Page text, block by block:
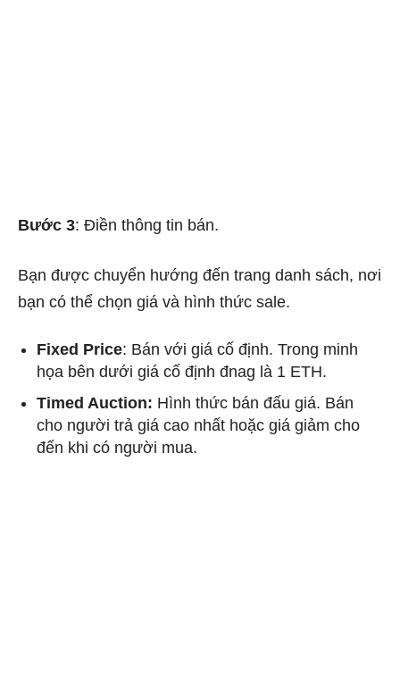
Bước 3: Điền thông tin bán.
Bạn được chuyển hướng đến trang danh sách, nơi
bạn có thể chọn giá và hình thức sale.
Fixed Price: Bán với giá cố định. Trong minh
họa bên dưới giá cố định đnag là 1 ETH.
Timed Auction: Hình thức bán đấu giá. Bán
cho người trả giá cao nhất hoặc giá giảm cho
đến khi có người mua.